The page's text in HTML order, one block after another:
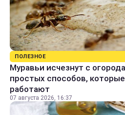
ПОЛЕЗНОЕ
Муравьи исчезнут с
простых способов,
работают
07 августа 2026, 16:37